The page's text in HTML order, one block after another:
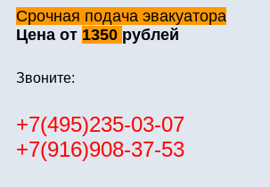
Срочная подача эвакуатора
Цена от 1350 рублей
Звоните:
+7(495)235-03-07
+7(916)908-37-53